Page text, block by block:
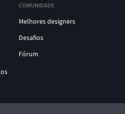
COMUNIDADE
Melhores designers
Desafios
Fórum